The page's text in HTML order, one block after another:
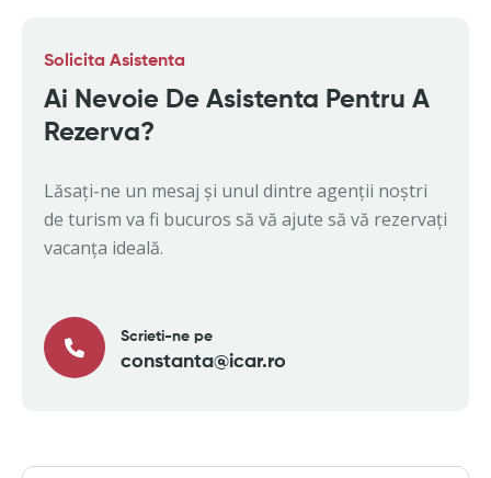
Solicita Asistenta
Ai Nevoie De Asistenta Pentru A
Rezerva?
Lăsați-ne un mesaj și unul dintre agenții noștri
de turism va fi bucuros să vă ajute să vă rezervați
vacanța ideală.
Scrieti-ne pe
constanta@icar.ro